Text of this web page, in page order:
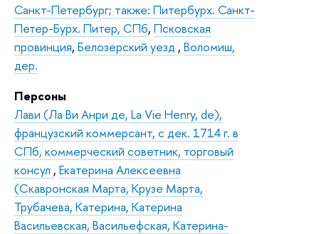
Санкт-Петербург; также: Питербурх. Санкт-
Петер-Бурх. Питер, СПб, Псковская
провинция, Белозерский уезд , Воломиш,
дер.
Персоны
Лави (Ла Ви Анри де, La Vie Henry, de),
французский коммерсант, с дек. 1714 г. в
СПб, коммерческий советник, торговый
консул , Екатерина Алексеевна
(Скавронская Марта, Крузе Марта,
Трубачева, Катерина, Катерина
Васильевская, Васильефская, Катерина-